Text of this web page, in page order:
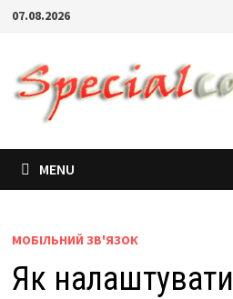
07.08.2026
MENU
МОБІЛЬНИЙ ЗВ'ЯЗОК
Як налаштувати